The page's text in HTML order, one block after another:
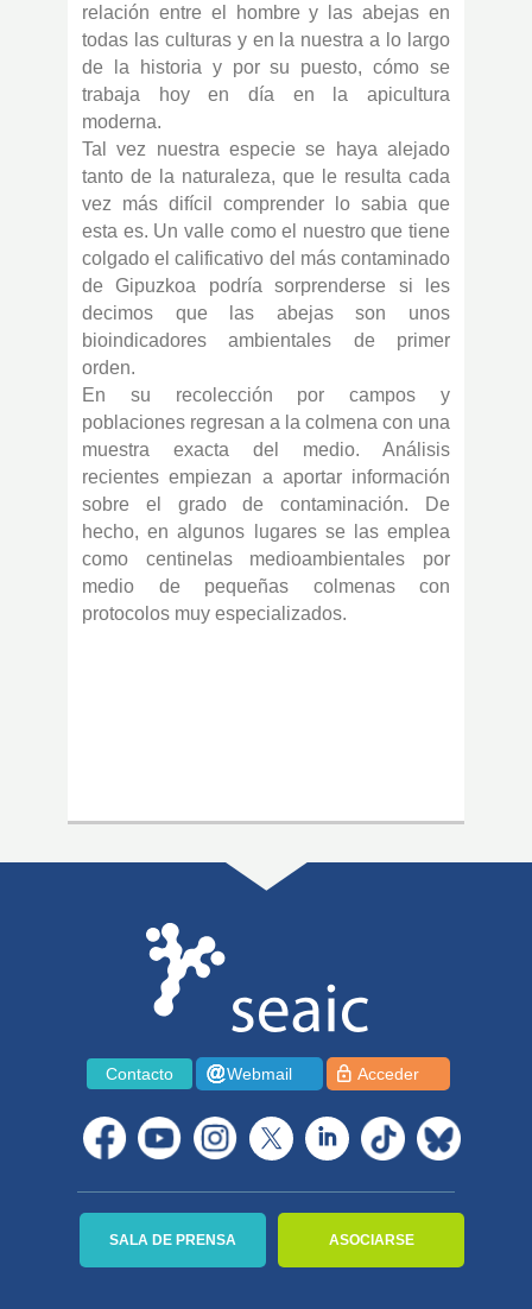
relación entre el hombre y las abejas en
todas las culturas y en la nuestra a lo largo
de la historia y por su puesto, cómo se
trabaja hoy en día en la apicultura
moderna.
Tal vez nuestra especie se haya alejado
tanto de la naturaleza, que le resulta cada
vez más difícil comprender lo sabia que
esta es. Un valle como el nuestro que tiene
colgado el calificativo del más contaminado
de Gipuzkoa podría sorprenderse si les
decimos que las abejas son unos
bioindicadores ambientales de primer
orden.
En su recolección por campos y
poblaciones regresan a la colmena con una
muestra exacta del medio. Análisis
recientes empiezan a aportar información
sobre el grado de contaminación. De
hecho, en algunos lugares se las emplea
como centinelas medioambientales por
medio de pequeñas colmenas con
protocolos muy especializados.
Contacto Webmail Acceder
SALA DE PRENSA ASOCIARSE